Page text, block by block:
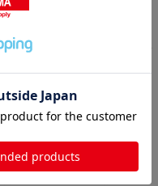
入れる
用 インクカートリッジ IC
注文単位1パック）【直送